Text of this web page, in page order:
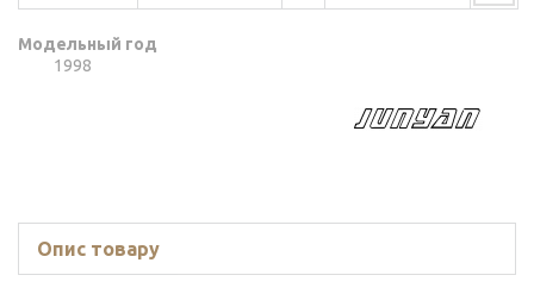
Модельный год
1998
Опис товару